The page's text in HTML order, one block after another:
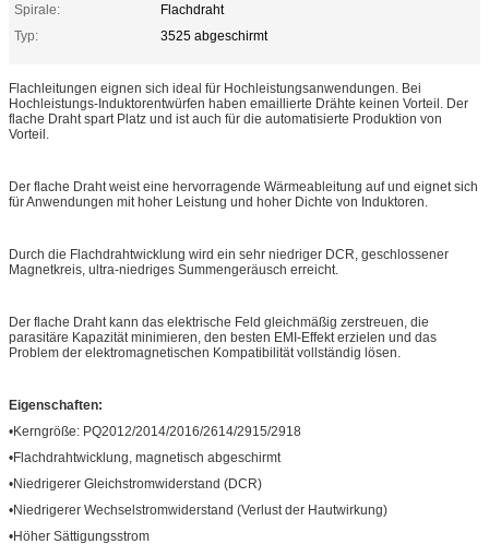
Spirale:
Flachdraht
Typ:
3525 abgeschirmt
Flachleitungen eignen sich ideal für Hochleistungsanwendungen. Bei
Hochleistungs-Induktorentwürfen haben emaillierte Drähte keinen Vorteil. Der
flache Draht spart Platz und ist auch für die automatisierte Produktion von
Vorteil.
Der flache Draht weist eine hervorragende Wärmeableitung auf und eignet sich
für Anwendungen mit hoher Leistung und hoher Dichte von Induktoren.
Durch die Flachdrahtwicklung wird ein sehr niedriger DCR, geschlossener
Magnetkreis, ultra-niedriges Summengeräusch erreicht.
Der flache Draht kann das elektrische Feld gleichmäßig zerstreuen, die
parasitäre Kapazität minimieren, den besten EMI-Effekt erzielen und das
Problem der elektromagnetischen Kompatibilität vollständig lösen.
Eigenschaften:
•Kerngröße: PQ2012/2014/2016/2614/2915/2918
•Flachdrahtwicklung, magnetisch abgeschirmt
•Niedrigerer Gleichstromwiderstand (DCR)
•Niedrigerer Wechselstromwiderstand (Verlust der Hautwirkung)
•Höher Sättigungsstrom